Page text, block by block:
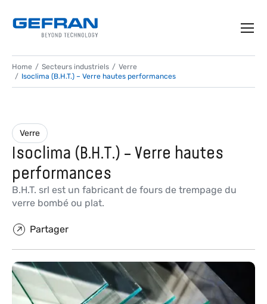
Home Secteurs industriels
Verre
Isoclima (B.H.T.) – Verre hautes performances
Verre
Isoclima (B.H.T.) – Verre hautes
performances
B.H.T. srl est un fabricant de fours de trempage du
verre bombé ou plat.
Partager